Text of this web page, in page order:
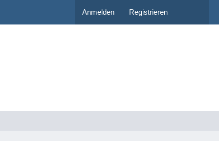
Anmelden Registrieren